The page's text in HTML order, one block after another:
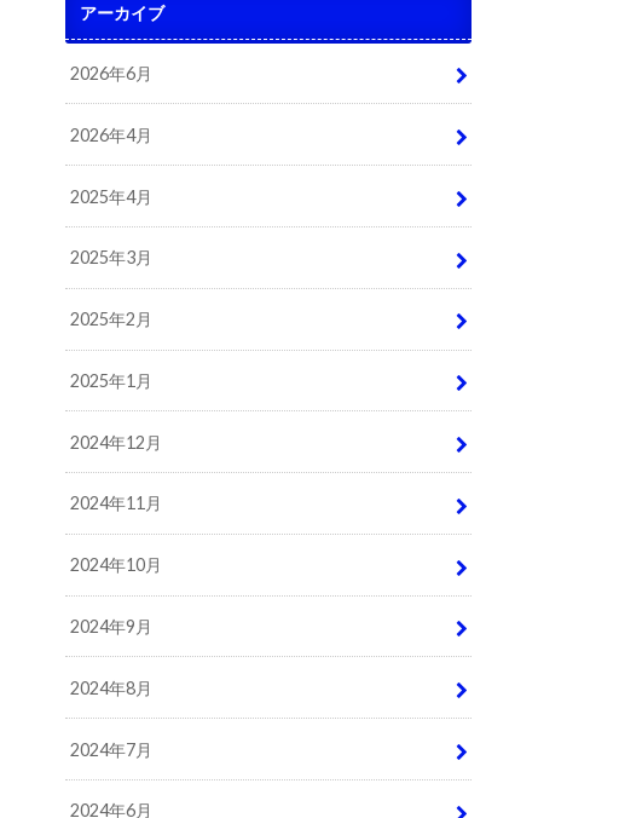
アーカイブ
2026年6月
2026年4月
2025年4月
2025年3月
2025年2月
2025年1月
2024年12月
2024年11月
2024年10月
2024年9月
2024年8月
2024年7月
2024年6月